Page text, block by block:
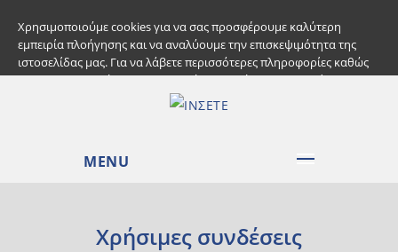
+30 210 3244368 | info@e-counseling.gr
MENU
Χρήσιμες συνδέσεις
Χρησιμοποιούμε cookies για να σας προσφέρουμε καλύτερη
εμπειρία πλοήγησης και να αναλύουμε την επισκεψιμότητα της
ιστοσελίδας μας. Για να λάβετε περισσότερες πληροφορίες καθώς
και να τροποποιήσετε τις προτιμήσεις πατήστε το κουμπί
πληροφορίες. Αποδέχεστε την χρήση Cookies και την επεξεργασία
των σχετικών προσωπικών σας δεδομένων;